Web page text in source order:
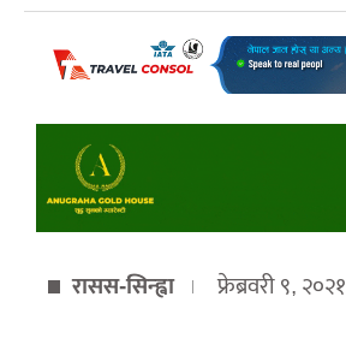
रासस-सिन्ह्वा फ्रेब्रवरी ९, २०२१